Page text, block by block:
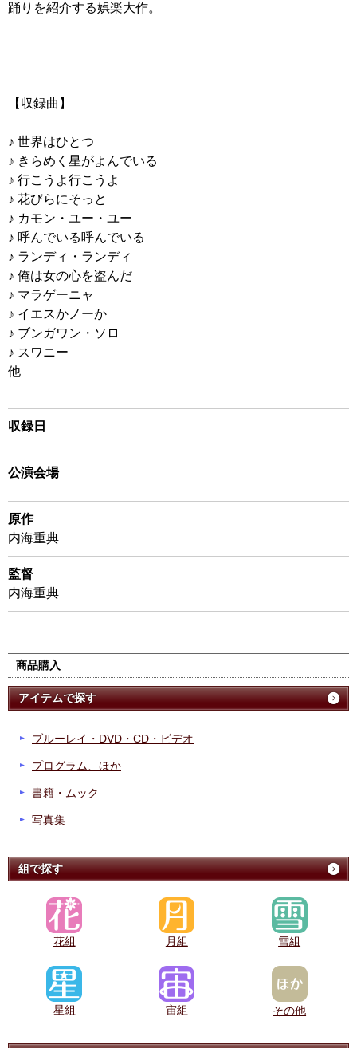
踊りを紹介する娯楽大作。
【収録曲】
♪ 世界はひとつ
♪ きらめく星がよんでいる
♪ 行こうよ行こうよ
♪ 花びらにそっと
♪ カモン・ユー・ユー
♪ 呼んでいる呼んでいる
♪ ランディ・ランディ
♪ 俺は女の心を盗んだ
♪ マラゲーニャ
♪ イエスかノーか
♪ ブンガワン・ソロ
♪ スワニー
他
収録日
公演会場
原作
内海重典
監督
内海重典
商品購入
アイテムで探す
ブルーレイ・DVD・CD・ビデオ
プログラム、ほか
書籍・ムック
写真集
組で探す
花組 月組 雪組
星組 宙組 その他